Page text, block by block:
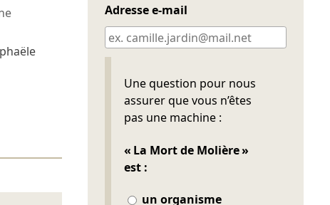
Adresse e-mail
Une question pour nous
assurer que vous n’êtes
pas une machine :
« La Mort de Molière »
est :
un organisme
Ne pas remplir